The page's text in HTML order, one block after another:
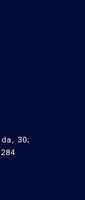
30;